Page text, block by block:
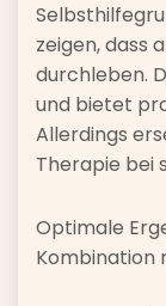
zeigen, dass
durchleben.
und bietet
Allerdings
Therapie bei
Optimale
Kombination